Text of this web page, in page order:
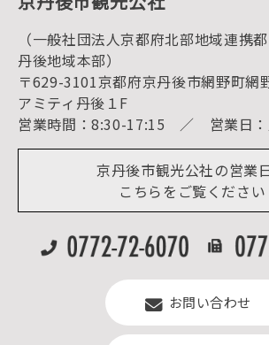
海水浴
キャンプ
お宿探し
宿泊・日帰り予約（空室検索）
予約照会・予約キャンセル
宿泊施設一覧（お宿比較ページ）
アクセス
お知らせ
イベント情報
デジタル観光パンフレット
リアルタイム道路情報
よくある質問
（一般社団法人京都府北部地域連携
丹後地域本部）
〒629-3101京都府京丹後市網野町網
アミティ丹後１F
営業時間：8:30-17:15 ／ 営業日：
京丹後市観光公社の営業
こちらをご覧ください
お問い合わせ